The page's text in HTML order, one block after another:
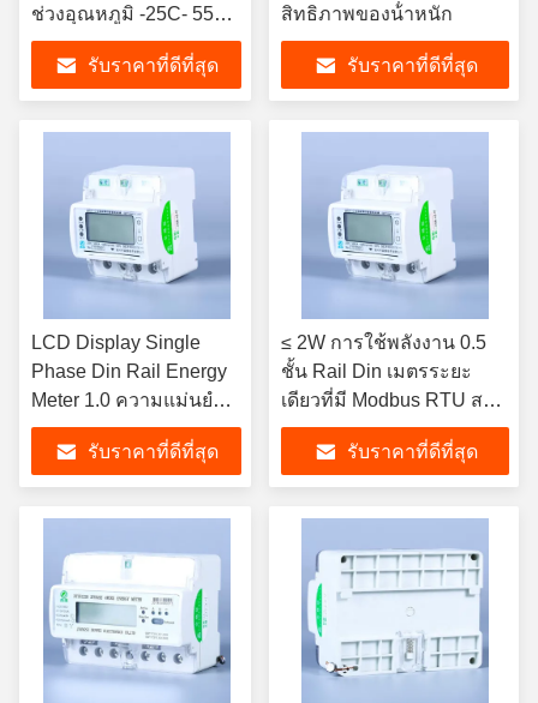
ช่วงอุณหภูมิ -25C- 55C
ในสภาพแวดล้อม
อุตสาหกรรมรับราคาที่ดีที่สุด
สิทธิภาพของน้ําหนัก
รับราคาที่ดีที่สุด
LCD Display Single
Phase Din Rail Energy
Meter 1.0 ความแม่นยํา
0.3kg สําหรับการวัดที่
แม่นยํารับราคาที่ดีที่สุด
≤ 2W การใช้พลังงาน 0.5
ชั้น Rail Din เมตรระยะ
เดียวที่มี Modbus RTU สาย
การสื่อสาร
รับราคาที่ดีที่สุด